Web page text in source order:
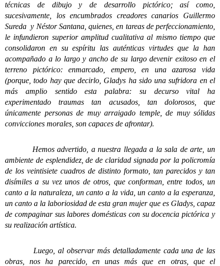
técnicas de dibujo y de desarrollo pictórico; así como,
sucesivamente, los encumbrados creadores canarios Guillermo
Sureda y Néstor Santana, quienes, en tareas de perfeccionamiento,
le infundieron superior amplitud cualitativa al mismo tiempo que
consolidaron en su espíritu las auténticas virtudes que la han
acompañado a lo largo y ancho de su largo devenir exitoso en el
terreno pictórico: enmarcado, empero, en una azarosa vida
(porque, todo hay que decirlo, Gladys ha sido una sufridora en el
más amplio sentido esta palabra: su decurso vital ha
experimentado traumas tan acusados, tan dolorosos, que
únicamente personas de muy arraigado temple, de muy sólidas
convicciones morales, son capaces de afrontar).
Hemos advertido, a nuestra llegada a la sala de arte, un
ambiente de esplendidez, de de claridad signada por la policromía
de los veintisiete cuadros de distinto formato, tan parecidos y tan
disímiles a su vez unos de otros, que conforman, entre todos, un
canto a la naturaleza, un canto a la vida, un canto a la esperanza,
un canto a la laboriosidad de esta gran mujer que es Gladys, capaz
de compaginar sus labores domésticas con su docencia pictórica y
su realización artística.
Luego, al observar más detalladamente cada una de las
obras, nos ha parecido, en unas más que en otras, que el